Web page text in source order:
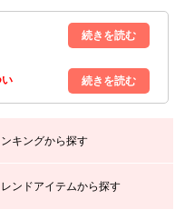
せ業務｣はお休みいたしま
)以降の対応となりますので
い
じております｡
キングから探す
レンドアイテムから探す